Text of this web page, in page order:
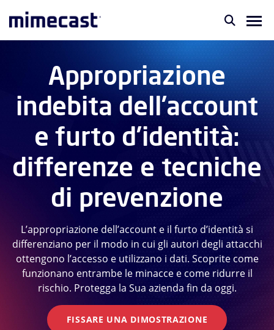
Appropriazione
indebita dell’account
e furto d’identità:
differenze e tecniche
di prevenzione
L’appropriazione dell’account e il furto d’identità si
differenziano per il modo in cui gli autori degli attacchi
ottengono l’accesso e utilizzano i dati. Scoprite come
funzionano entrambe le minacce e come ridurre il
rischio. Protegga la Sua azienda fin da oggi.
FISSARE UNA DIMOSTRAZIONE